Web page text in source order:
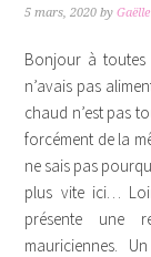
5 mars, 2020 byGaëlle
Bonjour à toutes
n’avais pas
chaud n’est pas
forcément de la
ne sais pas
plus vite ici…
présente une
mauriciennes.